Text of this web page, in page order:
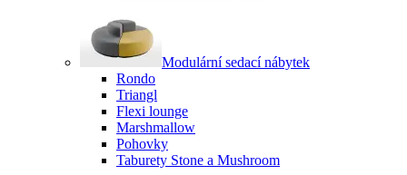
Modulární sedací nábytek
Rondo
Triangl
Flexi lounge
Marshmallow
Pohovky
Taburety Stone a Mushroom